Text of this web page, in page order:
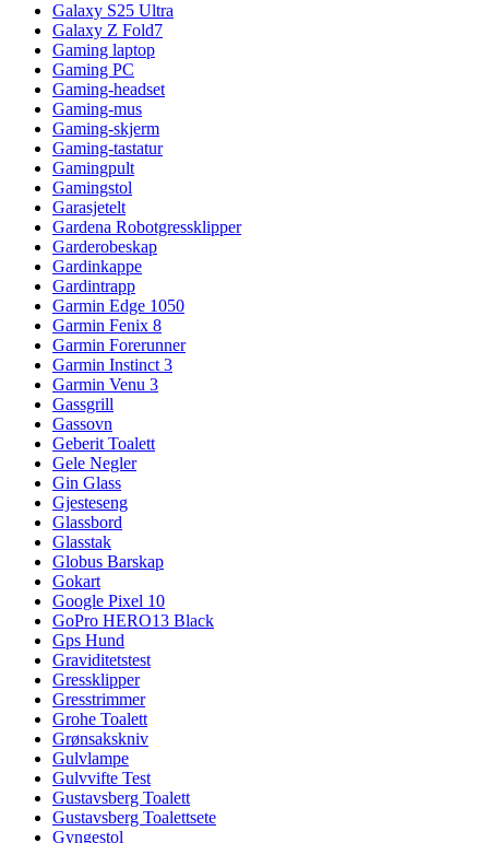
Galaxy S25 Ultra
Galaxy Z Fold7
Gaming laptop
Gaming PC
Gaming-headset
Gaming-mus
Gaming-skjerm
Gaming-tastatur
Gamingpult
Gamingstol
Garasjetelt
Gardena Robotgressklipper
Garderobeskap
Gardinkappe
Gardintrapp
Garmin Edge 1050
Garmin Fenix 8
Garmin Forerunner
Garmin Instinct 3
Garmin Venu 3
Gassgrill
Gassovn
Geberit Toalett
Gele Negler
Gin Glass
Gjesteseng
Glassbord
Glasstak
Globus Barskap
Gokart
Google Pixel 10
GoPro HERO13 Black
Gps Hund
Graviditetstest
Gressklipper
Gresstrimmer
Grohe Toalett
Grønsakskniv
Gulvlampe
Gulvvifte Test
Gustavsberg Toalett
Gustavsberg Toalettsete
Gyngestol